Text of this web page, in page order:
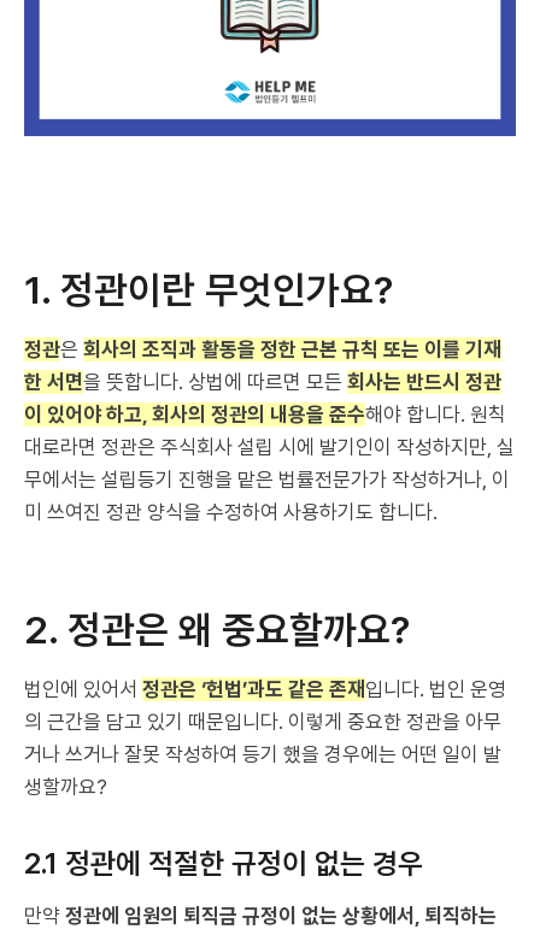
1. 정관이란 무엇인가요?
정관은 회사의 조직과 활동을 정한 근본 규칙 또는 이를 기재
한 서면을 뜻합니다. 상법에 따르면 모든 회사는 반드시 정관
이 있어야 하고, 회사의 정관의 내용을 준수해야 합니다. 원칙
대로라면 정관은 주식회사 설립 시에 발기인이 작성하지만, 실
무에서는 설립등기 진행을 맡은 법률전문가가 작성하거나, 이
미 쓰여진 정관 양식을 수정하여 사용하기도 합니다.
2. 정관은 왜 중요할까요?
법인에 있어서 정관은 ‘헌법’과도 같은 존재 입니다. 법인 운영
의 근간을 담고 있기 때문입니다. 이렇게 중요한 정관을 아무
거나 쓰거나 잘못 작성하여 등기 했을 경우에는 어떤 일이 발
생할까요?
2.1 정관에 적절한 규정이 없는 경우
만약 정관에 임원의 퇴직금 규정이 없는 상황에서, 퇴직하는